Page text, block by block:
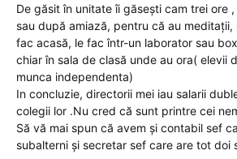
De găsit în unitate îi găsești cam trei ore
sau după amiază, pentru că au
fac acasă, le fac într-un laborator sau
chiar în sala de clasă unde au ora( elevii
munca independenta)
In concluzie, directorii mei iau salarii
colegii lor .Nu cred că sunt printre cei
Să vă mai spun că avem și contabil sef
subalterni și secretar sef care are tot doi